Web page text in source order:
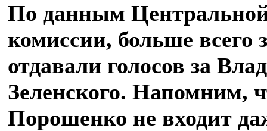
По данным
комиссии, больше всего
отдавали голосов за
Зеленского. Напомним,
Порошенко не входит